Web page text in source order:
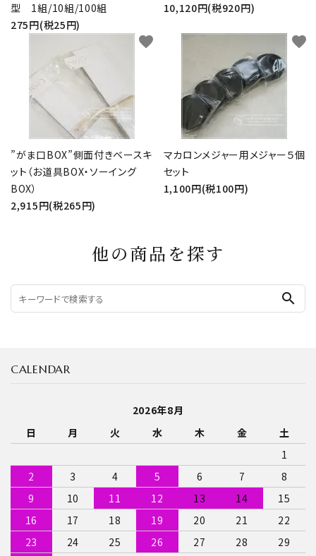
型 1組/10組/100組
275円(税25円)
10,120円(税920円)
”がま口BOX”側面付きベースキ
ット（お道具BOX・ソーイング
BOX）
2,915円(税265円)
favorite
マカロンメジャー用メジャー５個
セット
1,100円(税100円)
favorite
他の商品を探す
search
CALENDAR
2026年8月
日
月 火 水 木 金
土
1
2
3 4 5 6 7
8
9
10 11 12 13 14
15
16
17 18 19 20 21
22
23
24 25 26 27 28
29